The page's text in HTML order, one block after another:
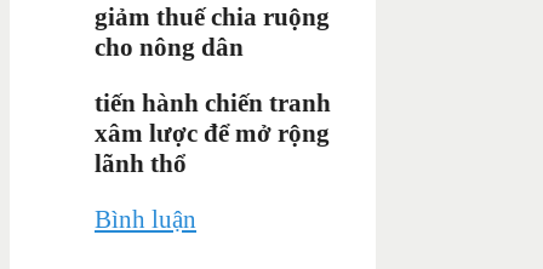
giảm thuế chia ruộng
cho nông dân
tiến hành chiến tranh
xâm lược để mở rộng
lãnh thổ
Bình luận